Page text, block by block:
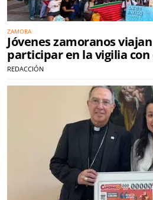
ZAMORA
Jóvenes zamoranos
participar en la vigilia con
REDACCIÓN